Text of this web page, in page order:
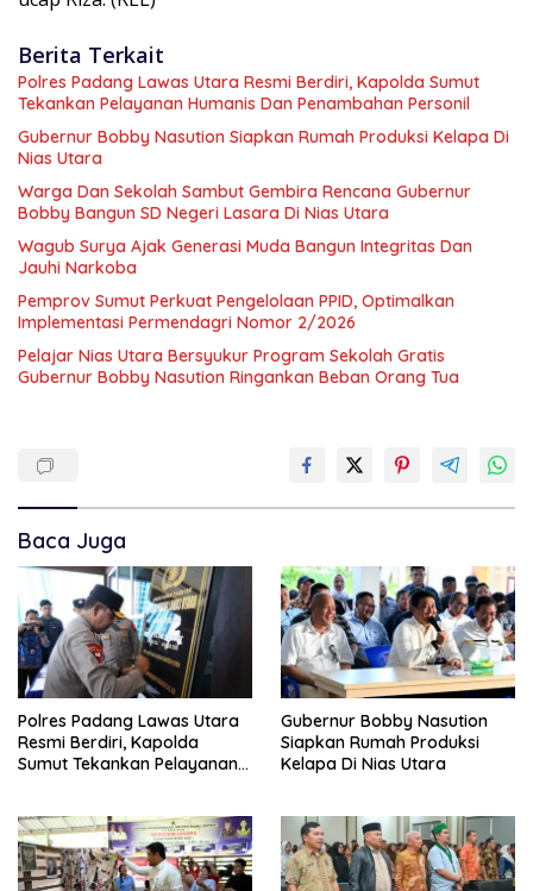
Berita Terkait
Polres Padang Lawas Utara Resmi Berdiri, Kapolda Sumut
Tekankan Pelayanan Humanis Dan Penambahan Personil
Gubernur Bobby Nasution Siapkan Rumah Produksi Kelapa Di
Nias Utara
Warga Dan Sekolah Sambut Gembira Rencana Gubernur
Bobby Bangun SD Negeri Lasara Di Nias Utara
Wagub Surya Ajak Generasi Muda Bangun Integritas Dan
Jauhi Narkoba
Pemprov Sumut Perkuat Pengelolaan PPID, Optimalkan
Implementasi Permendagri Nomor 2/2026
Pelajar Nias Utara Bersyukur Program Sekolah Gratis
Gubernur Bobby Nasution Ringankan Beban Orang Tua
Baca Juga
Polres Padang Lawas Utara
Resmi Berdiri, Kapolda
Sumut Tekankan Pelayanan
Gubernur Bobby Nasution
Siapkan Rumah Produksi
Kelapa Di Nias Utara